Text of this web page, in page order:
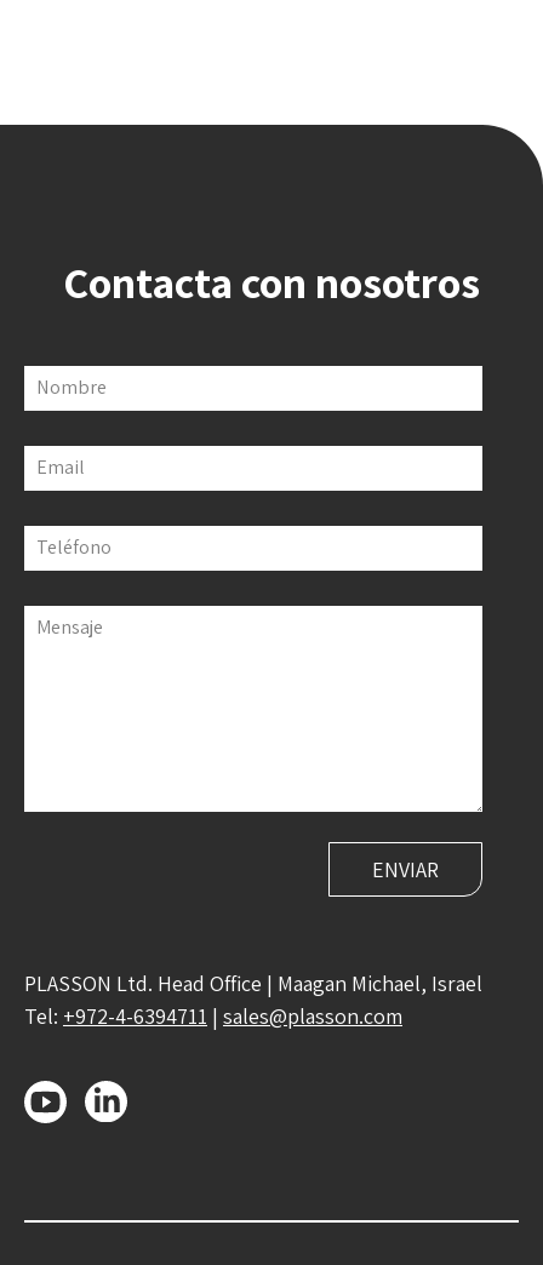
Contacta con nosotros
Nombre
Email
Teléfono
Mensaje
PLASSON Ltd. Head Office | Maagan Michael, Israel
Tel: +972-4-6394711 | sales@plasson.com